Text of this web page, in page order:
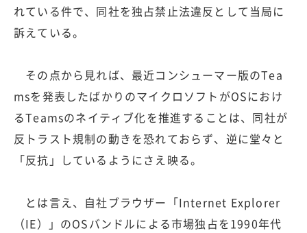
れている件で、同社を独占禁止法違反として当局に
訴えている。
その点から見れば、最近コンシューマー版のTea
msを発表したばかりのマイクロソフトがOSにおけ
るTeamsのネイティブ化を推進することは、同社が
反トラスト規制の動きを恐れておらず、逆に堂々と
「反抗」しているようにさえ映る。
とは言え、自社ブラウザー「Internet Explorer
（IE）」のOSバンドルによる市場独占を1990年代